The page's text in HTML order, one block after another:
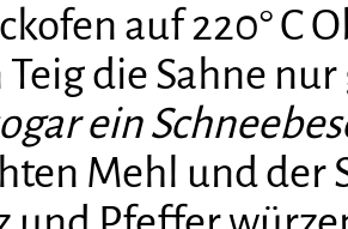
auf 220° C
Teig die Sahne
ein
Mehl und der